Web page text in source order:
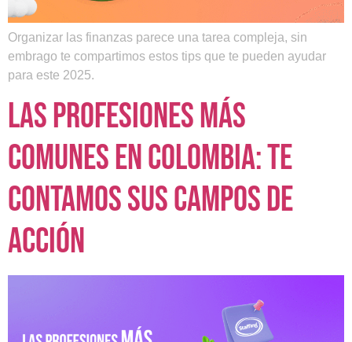
Organizar las finanzas parece una tarea compleja, sin
embrago te compartimos estos tips que te pueden ayudar
para este 2025.
Las profesiones más
comunes en Colombia: te
contamos sus campos de
acción